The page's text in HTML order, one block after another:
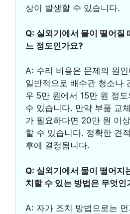
상이 발생할 수 있습니다.
Q: 실외기에서 물이 떨어질
느 정도인가요?
A: 수리 비용은 문제의 원
일반적으로 배수관 청소나
우 5만 원에서 15만 원 정
수 있습니다. 만약 부품 교
가 필요하다면 20만 원 이
할 수 있습니다. 정확한 견
후에 결정됩니다.
Q: 실외기에서 물이 떨어지
치할 수 있는 방법은 무엇인
A: 자가 조치 방법으로는